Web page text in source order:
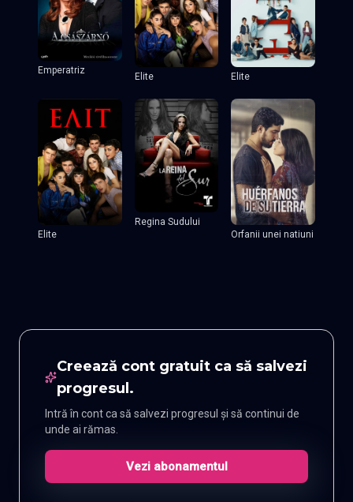
Emperatriz
Elite Elite
Elite
Regina Sudului
Orfanii unei natiuni
Creează cont gratuit ca să salvezi
progresul.
Intră în cont ca să salvezi progresul și să continui de
unde ai rămas.
Vezi abonamentul